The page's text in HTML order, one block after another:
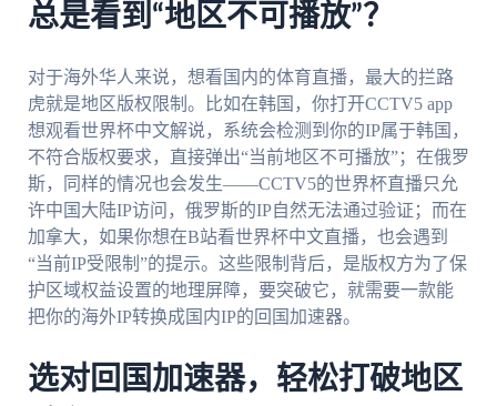
总是看到“地区不可播放”？
对于海外华人来说，想看国内的体育直播，最大的拦路
虎就是地区版权限制。比如在韩国，你打开CCTV5 app
想观看世界杯中文解说，系统会检测到你的IP属于韩国，
不符合版权要求，直接弹出“当前地区不可播放”；在俄罗
斯，同样的情况也会发生——CCTV5的世界杯直播只允
许中国大陆IP访问，俄罗斯的IP自然无法通过验证；而在
加拿大，如果你想在B站看世界杯中文直播，也会遇到
“当前IP受限制”的提示。这些限制背后，是版权方为了保
护区域权益设置的地理屏障，要突破它，就需要一款能
把你的海外IP转换成国内IP的回国加速器。
选对回国加速器，轻松打破地区